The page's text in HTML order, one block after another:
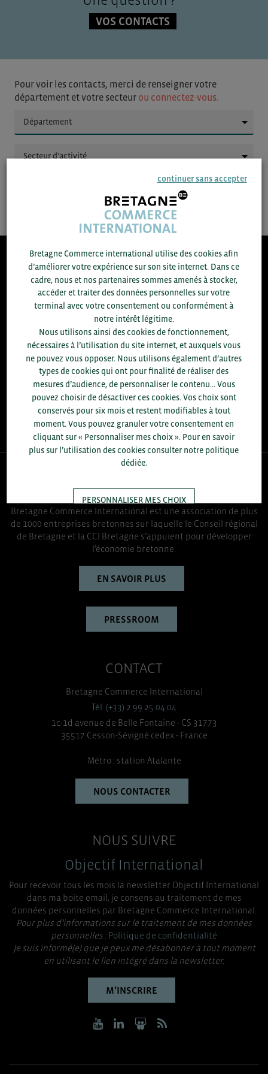
VOS CONTACTS
Pour voir les contacts, merci de renseigner votre
département et votre secteur ou connectez-vous.
SAUVEGARDER
8.300
ACCOMPAGNEMENTS RÉALISÉS EN 2025
développement commercial, conseils réglementaires, réunions
+1.700 ENTREPRISES DIFFÉRENTES
accompagnées par notre équipe en 2025
96 % D'ENTREPRISES SATISFAITES
enquête réalisée auprès de 300 entreprises
QUI-SOMMES NOUS ?
Bretagne Commerce International est une association de plus
de 1000 entreprises bretonnes sur laquelle le Conseil régional
de Bretagne et la CCI Bretagne s’appuient pour développer
l’économie bretonne.
EN SAVOIR PLUS
PRESSROOM
CONTACT
Bretagne Commerce International
Tél. (+33) 2 99 25 04 04
1c-1d avenue de Belle Fontaine - CS 31773
35517 Cesson-Sévigné cedex - France
Métro : station Atalante
NOUS CONTACTER
NOUS SUIVRE
Objectif International
Pour recevoir tous les mois la newsletter Objectif International
dans ma boite email, je consens au traitement de mes
données personnelles par Bretagne Commerce International.
Pour plus d’informations sur le traitement de mes données
personnelles :Politique de confidentialité
Je suis informé(e) que je peux me désabonner à tout moment
en utilisant le lien intégré dans la newsletter.
M’INSCRIRE
continuer sans accepter
Bretagne Commerce international utilise des cookies afin
d’améliorer votre expérience sur son site internet. Dans ce
cadre, nous et nos partenaires sommes amenés à stocker,
accéder et traiter des données personnelles sur votre
terminal avec votre consentement ou conformément à
notre intérêt légitime.
Nous utilisons ainsi des cookies de fonctionnement,
nécessaires à l’utilisation du site internet, et auxquels vous
ne pouvez vous opposer. Nous utilisons également d’autres
types de cookies qui ont pour finalité de réaliser des
mesures d’audience, de personnaliser le contenu... Vous
pouvez choisir de désactiver ces cookies. Vos choix sont
conservés pour six mois et restent modifiables à tout
moment. Vous pouvez granuler votre consentement en
cliquant sur « Personnaliser mes choix ». Pour en savoir
plus sur l’utilisation des cookies consulter notre politique
dédiée.
PERSONNALISER MES CHOIX
TOUT ACCEPTER